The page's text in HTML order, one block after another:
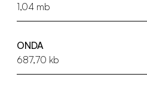
1,04 mb
ONDA
687,70 kb